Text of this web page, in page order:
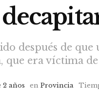
después de
que era víctima
2 años en Provincia